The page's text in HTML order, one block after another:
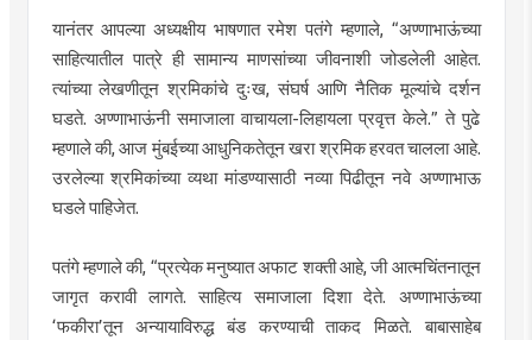
यानंतर आपल्या अध्यक्षीय भाषणात रमेश पतंगे म्हणाले, “अण्णाभाऊंच्या
साहित्यातील पात्रे ही सामान्य माणसांच्या जीवनाशी जोडलेली आहेत.
त्यांच्या लेखणीतून श्रमिकांचे दुःख, संघर्ष आणि नैतिक मूल्यांचे दर्शन
घडते. अण्णाभाऊंनी समाजाला वाचायला-लिहायला प्रवृत्त केले.” ते पुढे
म्हणाले की, आज मुंबईच्या आधुनिकतेतून खरा श्रमिक हरवत चालला आहे.
उरलेल्या श्रमिकांच्या व्यथा मांडण्यासाठी नव्या पिढीतून नवे अण्णाभाऊ
घडले पाहिजेत.
पतंगे म्हणाले की, “प्रत्येक मनुष्यात अफाट शक्ती आहे, जी आत्मचिंतनातून
जागृत करावी लागते. साहित्य समाजाला दिशा देते. अण्णाभाऊंच्या
‘फकीरा’तून अन्यायाविरुद्ध बंड करण्याची ताकद मिळते. बाबासाहेब